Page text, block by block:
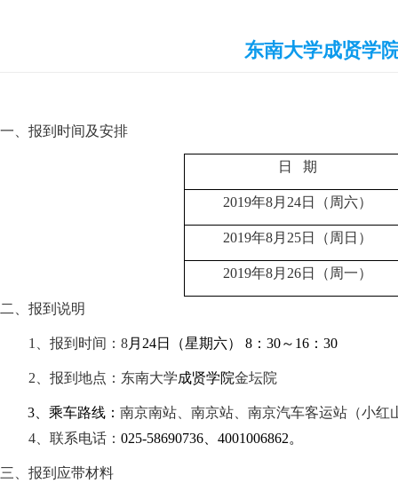
东南大学成贤学
一、报到时间及安排
日 期
2019年8月 24日（周六）
2019年8月 25日（周日）
2019年8月 26日（周一）
二、报到说明
1 、报到时间： 8月 24日（星期六） 8 ： 30～ 16 ： 30
2 、报到地点：东南大学成贤学院金坛院
3 、乘车路线： 南京南站、南京站、南京汽车客运站（小红
4 、联系电话： 025-58690736 4001006862。
三、报到应带材料